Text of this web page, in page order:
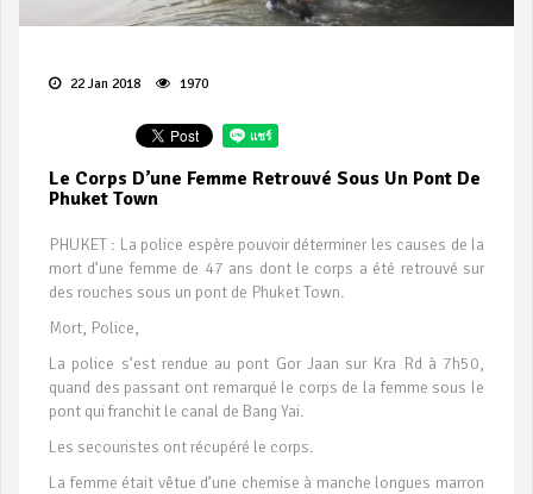
22 Jan 2018 1970
Le Corps D’une Femme Retrouvé Sous Un Pont De
Phuket Town
PHUKET : La police espère pouvoir déterminer les causes de la
mort d’une femme de 47 ans dont le corps a été retrouvé sur
des rouches sous un pont de Phuket Town.
Mort, Police,
La police s’est rendue au pont Gor Jaan sur Kra Rd à 7h50,
quand des passant ont remarqué le corps de la femme sous le
pont qui franchit le canal de Bang Yai.
Les secouristes ont récupéré le corps.
La femme était vêtue d’une chemise à manche longues marron